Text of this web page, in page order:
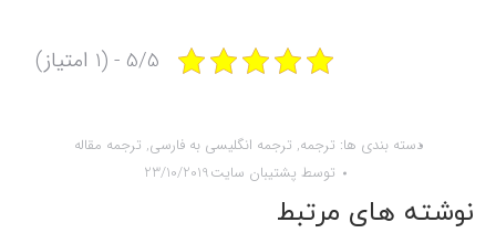
5/5 - (1 امتیاز)
دسته بندی ها: ترجمه, ترجمه انگلیسی به فارسی, ترجمه مقاله
توسط پشتیبان سایت23/10/2019
نوشته های مرتبط